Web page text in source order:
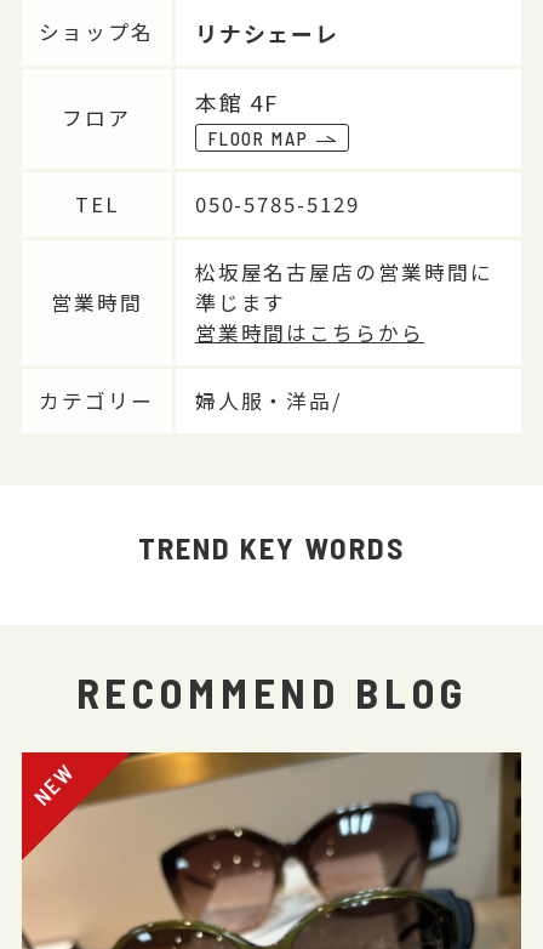
ショップ名 リナシェーレ
フロア
本館 4F
FLOOR MAP
TEL 050-5785-5129
営業時間
松坂屋名古屋店の営業時間に
準じます
営業時間はこちらから
カテゴリー 婦人服・洋品/
TREND KEY WORDS
RECOMMEND BLOG